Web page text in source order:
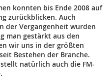
konnten bis Ende 2008 auf
zurückblicken. Auch
der Vergangenheit wurden
man gestärkt aus den
wir uns in der größten
Bestehen der Branche.
natürlich auch die FM-